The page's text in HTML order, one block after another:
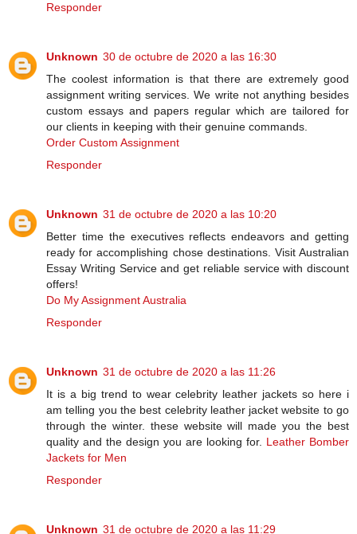
Responder
Unknown 30 de octubre de 2020 a las 16:30
The coolest information is that there are extremely good
assignment writing services. We write not anything besides
custom essays and papers regular which are tailored for
our clients in keeping with their genuine commands.
Order Custom Assignment
Responder
Unknown 31 de octubre de 2020 a las 10:20
Better time the executives reflects endeavors and getting
ready for accomplishing chose destinations. Visit Australian
Essay Writing Service and get reliable service with discount
offers!
Do My Assignment Australia
Responder
Unknown 31 de octubre de 2020 a las 11:26
It is a big trend to wear celebrity leather jackets so here i
am telling you the best celebrity leather jacket website to go
through the winter. these website will made you the best
quality and the design you are looking for. Leather Bomber
Jackets for Men
Responder
Unknown 31 de octubre de 2020 a las 11:29